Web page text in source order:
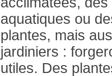
aquatiques ou
plantes, mais
jardiniers :
utiles. Des